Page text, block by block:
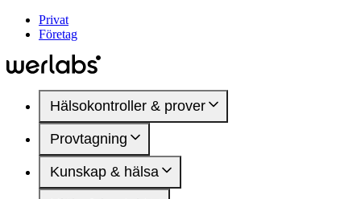
Privat
Företag
Hälsokontroller & prover
Hälsokontroller
Kvinnohälsa
Manlig hälsa
DEXA-undersökning
Provtagning
Provtagningsställen
Inför provtagning
Kunskap & hälsa